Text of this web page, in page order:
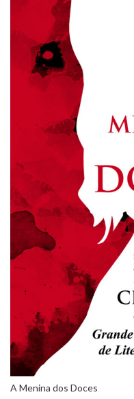
A Menina dos Doces